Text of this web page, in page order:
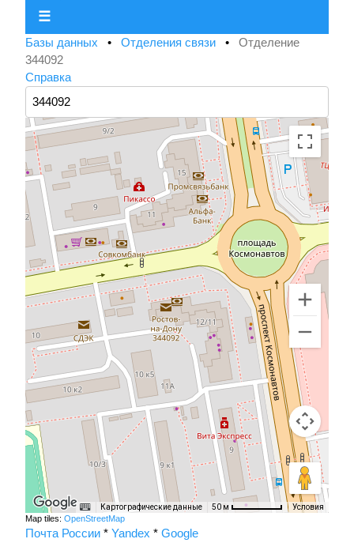
☰
Базы данных • Отделения связи • Отделение
344092
Справка
Картографические данные 50 м Условия
Map tiles: OpenStreetMap
Почта России * Yandex * Google